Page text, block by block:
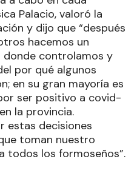
Palacio, valoró la
y dijo que “después
hacemos un
donde controlamos y
por qué algunos
en su gran mayoría es
ser positivo a covid-
la provincia.
estas decisiones
toman nuestro
todos los formoseños”.